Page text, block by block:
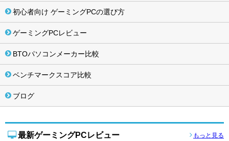
初心者向け ゲーミングPCの選び方
ゲーミングPCレビュー
BTOパソコンメーカー比較
ベンチマークスコア比較
ブログ
最新ゲーミングPCレビュー もっと見る